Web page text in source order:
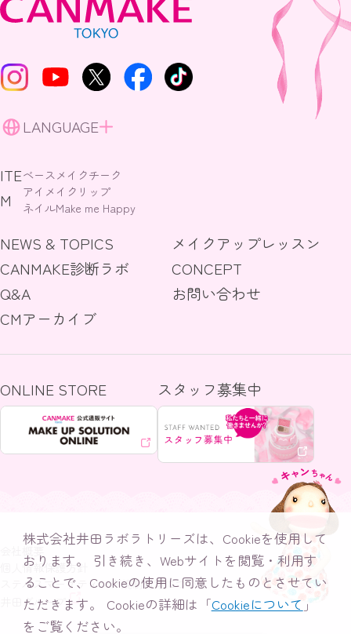
株式会社井田ラボラトリーズは、Cookieを使用して
おります。
引き続き、Webサイトを閲覧・利用す
ることで、Cookieの使用に同意したものとさせてい
ただきます。
Cookieの詳細は「Cookieについて 」
をご覧ください。
LANGUAGE
ITE
M
ベースメイクチーク
アイメイク リップ
ネイルMake me Happy
NEWS & TOPICS
メイクアップレッスン
CANMAKE診断ラボ
CONCEPT
Q&A
お問い合わせ
CMアーカイブ
ONLINE STORE スタッフ募集中
会社概要
個人情報保護方針
ステルスマーケティング規制対策について
井田グループ